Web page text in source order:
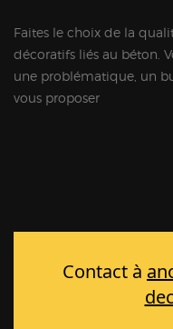
Faites le choix de la
décoratifs liés au béton.
une problématique, un
vous proposer